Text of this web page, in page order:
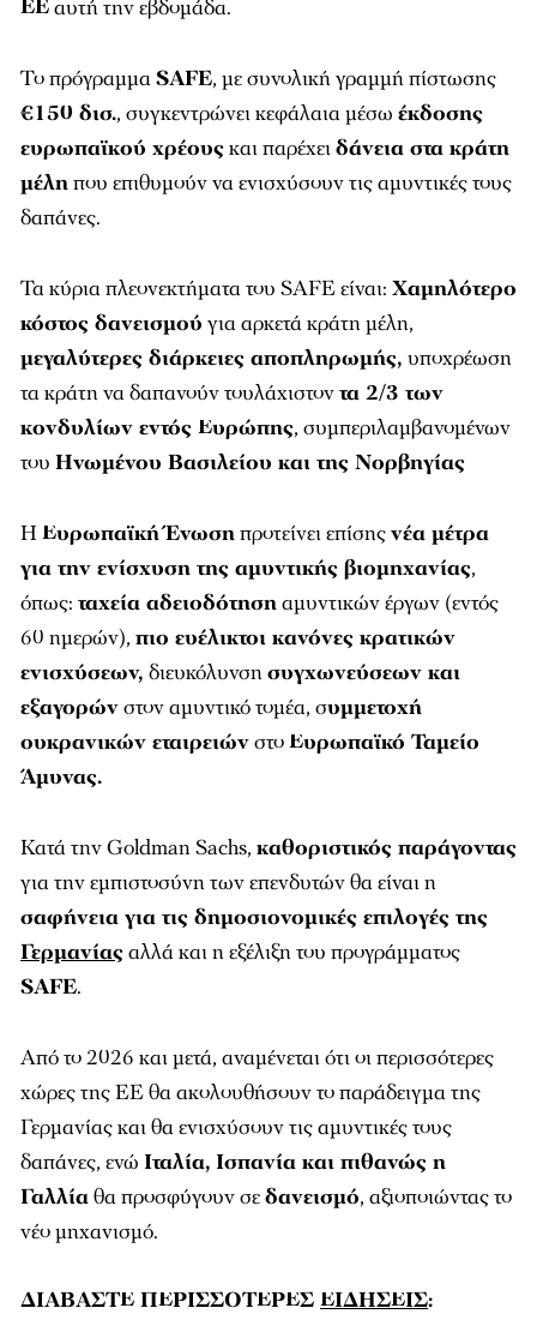
ΕΕαυτή την εβδομάδα.
Το πρόγραμμαSAFE, με συνολική γραμμή πίστωσης
€150 δισ., συγκεντρώνει κεφάλαια μέσω έκδοσης
ευρωπαϊκού χρέουςκαι παρέχειδάνεια στα κράτη
μέληπου επιθυμούν να ενισχύσουν τις αμυντικές τους
δαπάνες.
Τα κύρια πλεονεκτήματα του SAFE είναι: Χαμηλότερο
κόστος δανεισμού για αρκετά κράτη μέλη,
μεγαλύτερες διάρκειες αποπληρωμής, υποχρέωση
τα κράτη να δαπανούν τουλάχιστοντα 2/3 των
κονδυλίων εντός Ευρώπης, συμπεριλαμβανομένων
του Ηνωμένου Βασιλείου και της Νορβηγίας
ΗΕυρωπαϊκή Ένωσηπροτείνει επίσηςνέα μέτρα
για την ενίσχυση της αμυντικής βιομηχανίας,
όπως: ταχεία αδειοδότησηαμυντικών έργων (εντός
60 ημερών), πιο ευέλικτοι κανόνες κρατικών
ενισχύσεων, διευκόλυνσησυγχωνεύσεων και
εξαγορώνστον αμυντικό τομέα, συμμετοχή
ουκρανικών εταιρειώνστοΕυρωπαϊκό Ταμείο
Άμυνας.
Κατά την Goldman Sachs, καθοριστικός παράγοντας
για την εμπιστοσύνη των επενδυτών θα είναι η
σαφήνεια για τις δημοσιονομικές επιλογές της
Γερμανίαςαλλά και η εξέλιξη του προγράμματος
SAFE.
Από το 2026 και μετά, αναμένεται ότι οι περισσότερες
χώρες της ΕΕ θα ακολουθήσουν το παράδειγμα της
Γερμανίας και θα ενισχύσουν τις αμυντικές τους
δαπάνες, ενώ Ιταλία, Ισπανία και πιθανώς η
Γαλλίαθα προσφύγουν σεδανεισμό, αξιοποιώντας το
νέο μηχανισμό.
ΔΙΑΒΑΣΤΕ ΠΕΡΙΣΣΟΤΕΡΕΣ ΕΙΔΗΣΕΙΣ: